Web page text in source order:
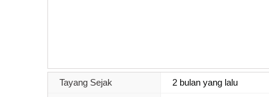
Tayang Sejak 2 bulan yang lalu